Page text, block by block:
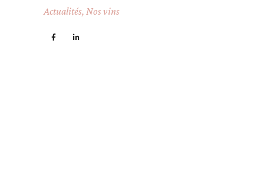
Actualités, Nos vins